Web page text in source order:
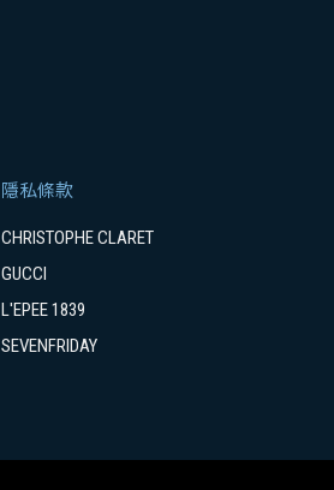
隱私條款
CHRISTOPHE CLARET
GUCCI
L'EPEE 1839
SEVENFRIDAY